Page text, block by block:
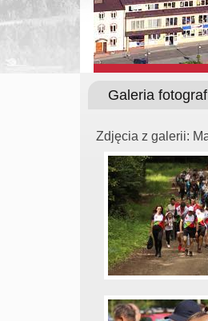
Galeria
Zdjęcia z galerii: